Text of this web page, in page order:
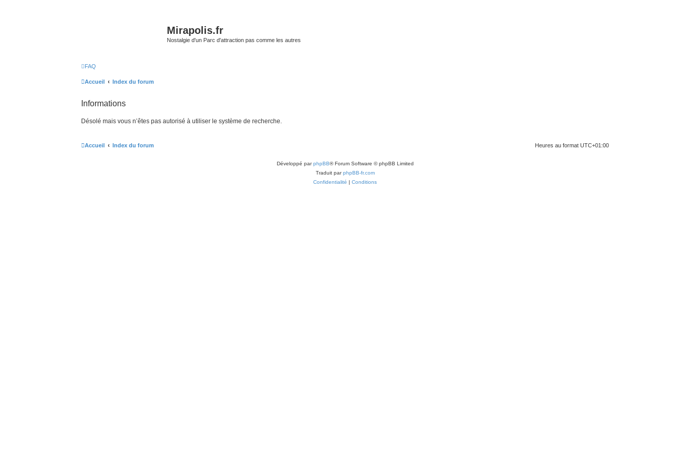
Mirapolis.fr
Nostalgie d'un Parc d'attraction pas comme les autres
FAQ
Accueil Index du forum
Informations
Désolé mais vous n’êtes pas autorisé à utiliser le système de recherche.
Accueil Index du forum Heures au format UTC+01:00
Développé parphpBB® Forum Software © phpBB Limited
Traduit parphpBB-fr.com
Confidentialité | Conditions